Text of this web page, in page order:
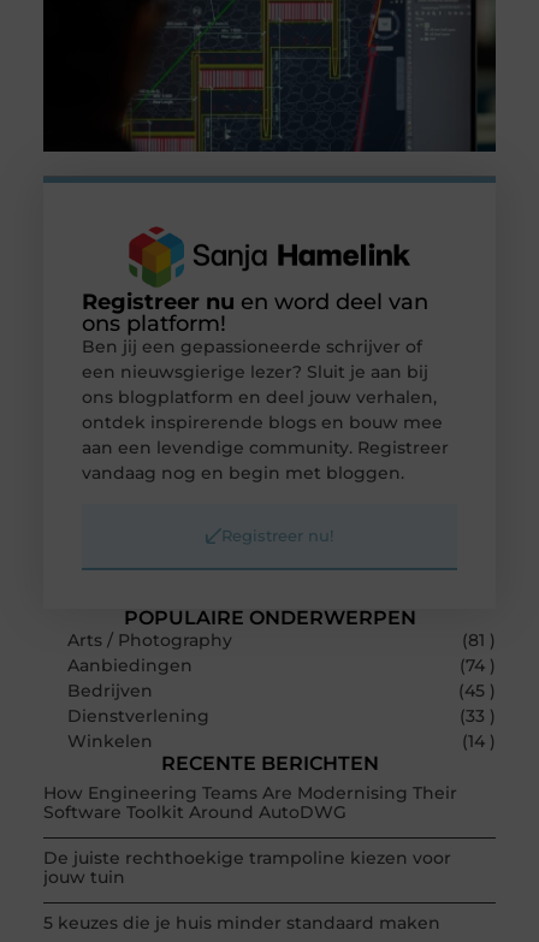
POPULAIRE ONDERWERPEN
Arts / Photography
(81 )
Aanbiedingen
(74 )
Bedrijven
(45 )
Dienstverlening
(33 )
Winkelen
(14 )
RECENTE BERICHTEN
How Engineering Teams Are Modernising Their
Software Toolkit Around AutoDWG
De juiste rechthoekige trampoline kiezen voor
jouw tuin
5 keuzes die je huis minder standaard maken
Registreer nu en word deel van
ons platform!
Ben jij een gepassioneerde schrijver of
een nieuwsgierige lezer? Sluit je aan bij
ons blogplatform en deel jouw verhalen,
ontdek inspirerende blogs en bouw mee
aan een levendige community. Registreer
vandaag nog en begin met bloggen.
Registreer nu!